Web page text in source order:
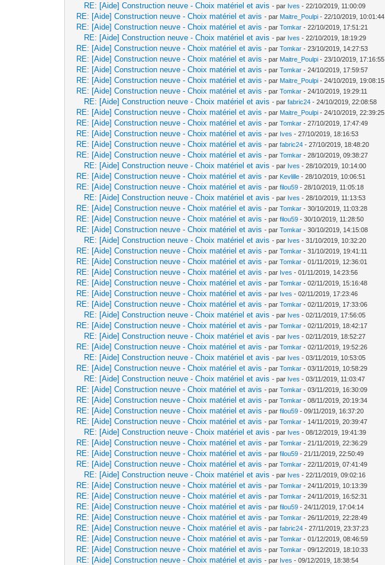
RE: [Aide] Construction neuve - Choix matériel et avis - par Ives - 22/10/2019, 11:00:09
RE: [Aide] Construction neuve - Choix matériel et avis - par Maitre_Poulpi - 22/10/2019, 10:01:44
RE: [Aide] Construction neuve - Choix matériel et avis - parTomkar - 22/10/2019, 17:51:21
RE: [Aide] Construction neuve - Choix matériel et avis - par Ives - 22/10/2019, 18:19:29
RE: [Aide] Construction neuve - Choix matériel et avis - parTomkar - 23/10/2019, 14:27:53
RE: [Aide] Construction neuve - Choix matériel et avis - par Maitre_Poulpi - 23/10/2019, 17:16:55
RE: [Aide] Construction neuve - Choix matériel et avis - parTomkar - 24/10/2019, 17:59:57
RE: [Aide] Construction neuve - Choix matériel et avis - par Maitre_Poulpi - 24/10/2019, 19:08:15
RE: [Aide] Construction neuve - Choix matériel et avis - parTomkar - 24/10/2019, 19:29:11
RE: [Aide] Construction neuve - Choix matériel et avis - parfabric24 - 24/10/2019, 22:08:58
RE: [Aide] Construction neuve - Choix matériel et avis - par Maitre_Poulpi - 24/10/2019, 22:39:25
RE: [Aide] Construction neuve - Choix matériel et avis - parTomkar - 27/10/2019, 17:47:49
RE: [Aide] Construction neuve - Choix matériel et avis - par Ives - 27/10/2019, 18:16:53
RE: [Aide] Construction neuve - Choix matériel et avis - parfabric24 - 27/10/2019, 18:48:20
RE: [Aide] Construction neuve - Choix matériel et avis - parTomkar - 28/10/2019, 09:38:27
RE: [Aide] Construction neuve - Choix matériel et avis - par Ives - 28/10/2019, 10:14:00
RE: [Aide] Construction neuve - Choix matériel et avis - par Kevlille - 28/10/2019, 10:06:51
RE: [Aide] Construction neuve - Choix matériel et avis - parfilou59 - 28/10/2019, 11:05:18
RE: [Aide] Construction neuve - Choix matériel et avis - par Ives - 28/10/2019, 11:13:53
RE: [Aide] Construction neuve - Choix matériel et avis - parTomkar - 30/10/2019, 11:03:28
RE: [Aide] Construction neuve - Choix matériel et avis - parfilou59 - 30/10/2019, 11:28:50
RE: [Aide] Construction neuve - Choix matériel et avis - parTomkar - 30/10/2019, 14:15:08
RE: [Aide] Construction neuve - Choix matériel et avis - par Ives - 31/10/2019, 10:32:20
RE: [Aide] Construction neuve - Choix matériel et avis - parTomkar - 31/10/2019, 19:41:11
RE: [Aide] Construction neuve - Choix matériel et avis - parTomkar - 01/11/2019, 12:36:01
RE: [Aide] Construction neuve - Choix matériel et avis - par Ives - 01/11/2019, 14:23:56
RE: [Aide] Construction neuve - Choix matériel et avis - parTomkar - 02/11/2019, 15:16:48
RE: [Aide] Construction neuve - Choix matériel et avis - par Ives - 02/11/2019, 17:23:46
RE: [Aide] Construction neuve - Choix matériel et avis - parTomkar - 02/11/2019, 17:33:06
RE: [Aide] Construction neuve - Choix matériel et avis - par Ives - 02/11/2019, 17:56:05
RE: [Aide] Construction neuve - Choix matériel et avis - parTomkar - 02/11/2019, 18:42:17
RE: [Aide] Construction neuve - Choix matériel et avis - par Ives - 02/11/2019, 18:52:27
RE: [Aide] Construction neuve - Choix matériel et avis - parTomkar - 02/11/2019, 19:52:26
RE: [Aide] Construction neuve - Choix matériel et avis - par Ives - 03/11/2019, 10:53:05
RE: [Aide] Construction neuve - Choix matériel et avis - parTomkar - 03/11/2019, 10:58:29
RE: [Aide] Construction neuve - Choix matériel et avis - par Ives - 03/11/2019, 11:03:47
RE: [Aide] Construction neuve - Choix matériel et avis - parTomkar - 03/11/2019, 16:30:09
RE: [Aide] Construction neuve - Choix matériel et avis - parTomkar - 08/11/2019, 20:19:34
RE: [Aide] Construction neuve - Choix matériel et avis - parfilou59 - 09/11/2019, 16:37:20
RE: [Aide] Construction neuve - Choix matériel et avis - parTomkar - 14/11/2019, 20:39:47
RE: [Aide] Construction neuve - Choix matériel et avis - par Ives - 08/12/2019, 19:41:39
RE: [Aide] Construction neuve - Choix matériel et avis - parTomkar - 21/11/2019, 22:36:29
RE: [Aide] Construction neuve - Choix matériel et avis - parfilou59 - 21/11/2019, 22:50:49
RE: [Aide] Construction neuve - Choix matériel et avis - parTomkar - 22/11/2019, 07:41:49
RE: [Aide] Construction neuve - Choix matériel et avis - par Ives - 22/11/2019, 09:02:16
RE: [Aide] Construction neuve - Choix matériel et avis - parTomkar - 24/11/2019, 10:13:39
RE: [Aide] Construction neuve - Choix matériel et avis - parTomkar - 24/11/2019, 16:52:31
RE: [Aide] Construction neuve - Choix matériel et avis - parfilou59 - 24/11/2019, 17:04:14
RE: [Aide] Construction neuve - Choix matériel et avis - parTomkar - 26/11/2019, 22:28:49
RE: [Aide] Construction neuve - Choix matériel et avis - parfabric24 - 27/11/2019, 23:37:23
RE: [Aide] Construction neuve - Choix matériel et avis - parTomkar - 01/12/2019, 08:46:59
RE: [Aide] Construction neuve - Choix matériel et avis - parTomkar - 09/12/2019, 18:10:33
RE: [Aide] Construction neuve - Choix matériel et avis - par Ives - 09/12/2019, 18:38:54